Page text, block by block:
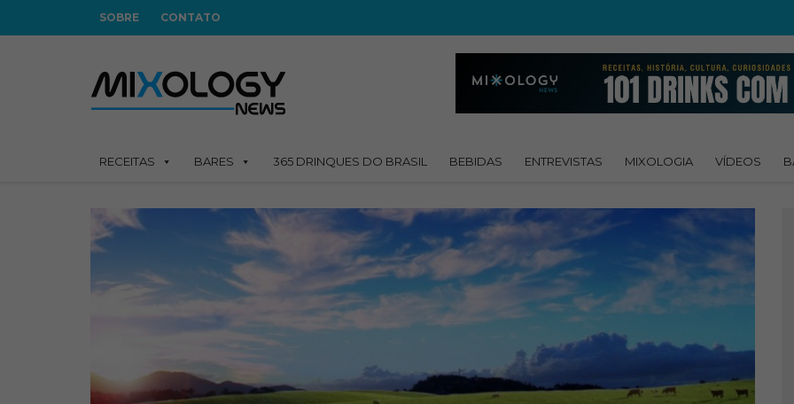
SOBRE CONTATO
RECEITAS BARES 365 DRINQUES DO BRASIL BEBIDAS ENTREVISTAS MIXOLOGIA VÍDEOS